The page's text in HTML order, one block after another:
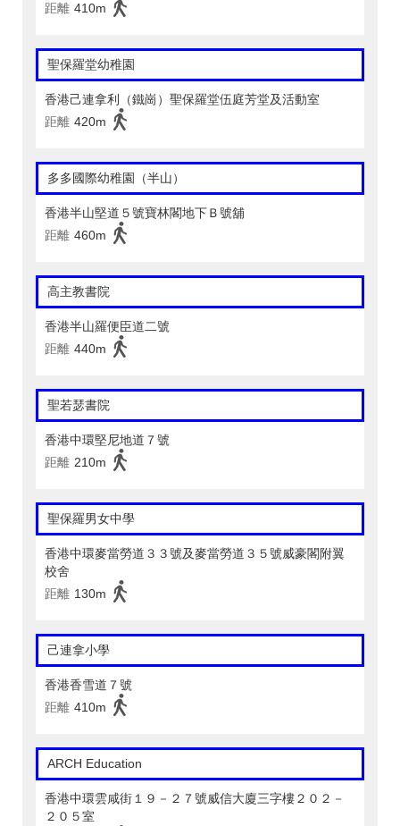
距離 410m
聖保羅堂幼稚園
香港己連拿利（鐵崗）聖保羅堂伍庭芳堂及活動室
距離 420m
多多國際幼稚園（半山）
香港半山堅道５號寶林閣地下Ｂ號舖
距離 460m
高主教書院
香港半山羅便臣道二號
距離 440m
聖若瑟書院
香港中環堅尼地道７號
距離 210m
聖保羅男女中學
香港中環麥當勞道３３號及麥當勞道３５號威豪閣附翼
校舍
距離 130m
己連拿小學
香港香雪道７號
距離 410m
ARCH Education
香港中環雲咸街１９－２７號威信大廈三字樓２０２－
２０５室